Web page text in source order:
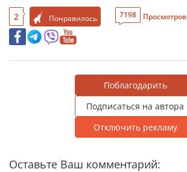
2 Понравилось 7198 Просмотров
Поблагодарить
Подписаться на автора
Отключить рекламу
Оставьте Ваш комментарий: